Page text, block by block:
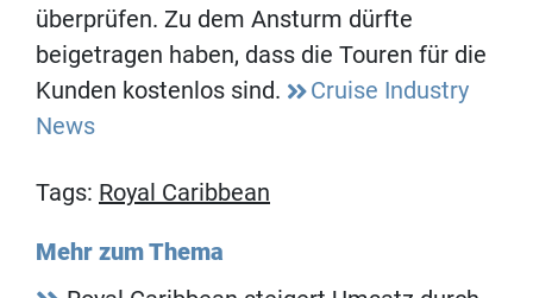
überprüfen. Zu dem Ansturm dürfte
beigetragen haben, dass die Touren für die
Kunden kostenlos sind.
Cruise Industry
News
Tags: Royal Caribbean
Mehr zum Thema